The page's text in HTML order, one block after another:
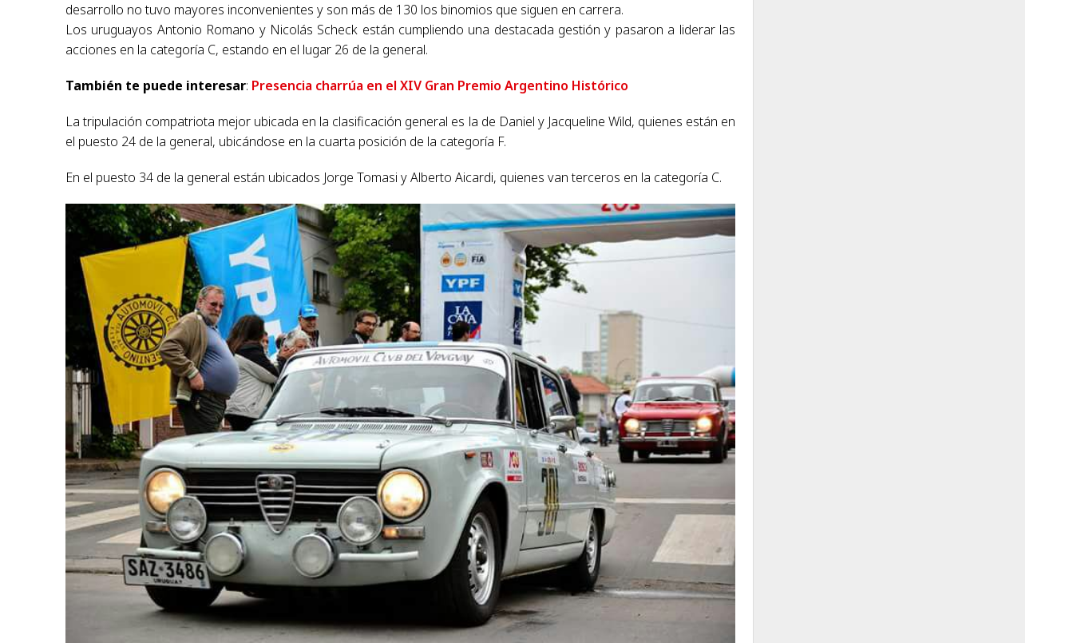
desarrollo no tuvo mayores inconvenientes y son más de 130 los binomios que siguen en carrera.
Los uruguayos Antonio Romano y Nicolás Scheck están cumpliendo una destacada gestión y pasaron a liderar las
acciones en la categoría C, estando en el lugar 26 de la general.
También te puede interesar: Presencia charrúa en el XIV Gran Premio Argentino Histórico
La tripulación compatriota mejor ubicada en la clasificación general es la de Daniel y Jacqueline Wild, quienes están en
el puesto 24 de la general, ubicándose en la cuarta posición de la categoría F.
En el puesto 34 de la general están ubicados Jorge Tomasi y Alberto Aicardi, quienes van terceros en la categoría C.